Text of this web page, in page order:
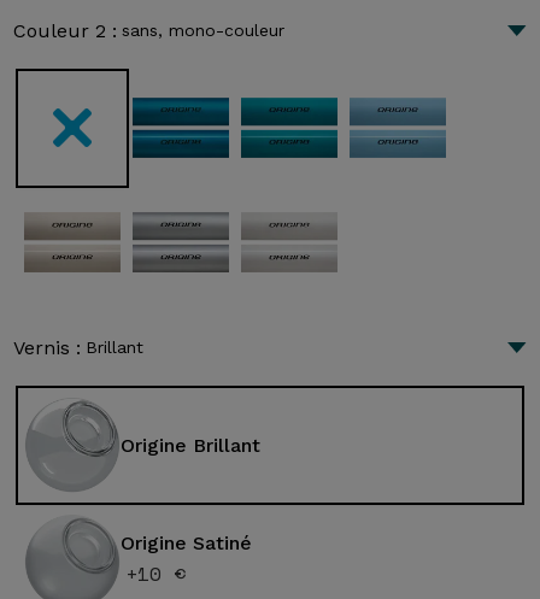
Couleur 2 : sans, mono-couleur
Vernis : Brillant
Origine Brillant
Origine Satiné
+10 €